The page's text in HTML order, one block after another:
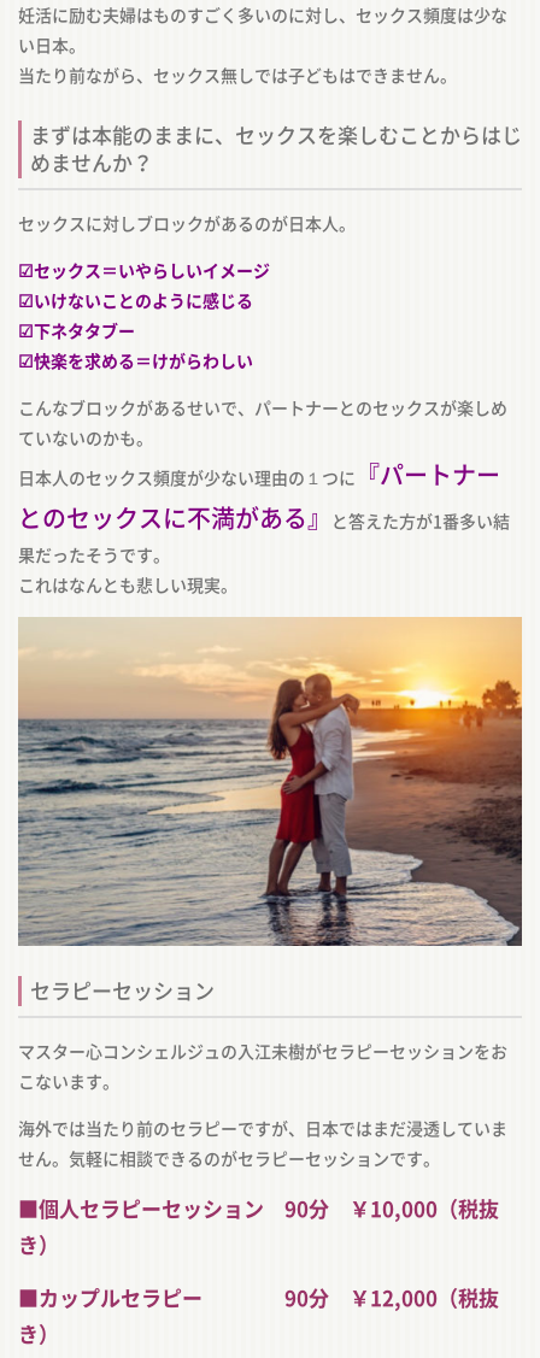
妊活に励む夫婦はものすごく多いのに対し、セックス頻度は少な
い日本。
当たり前ながら、セックス無しでは子どもはできません。
まずは本能のままに、セックスを楽しむことからはじ
めませんか？
セックスに対しブロックがあるのが日本人。
︎☑セックス＝いやらしいイメージ
︎☑いけないことのように感じる
︎☑下ネタタブー
︎☑快楽を求める＝けがらわしい
こんなブロックがあるせいで、パートナーとのセックスが楽しめ
ていないのかも。
日本人のセックス頻度が少ない理由の１つに
『パートナー
とのセックスに不満がある』
と答えた方が1番多い結
果だったそうです。
これはなんとも悲しい現実。
セラピーセッション
マスター心コンシェルジュの入江未樹がセラピーセッションをお
こないます。
海外では当たり前のセラピーですが、日本ではまだ浸透していま
せん。気軽に相談できるのがセラピーセッションです。
■個人セラピーセッション 90分 ￥10,000（税抜
き）
■カップルセラピー 90分 ￥12,000（税抜
き）